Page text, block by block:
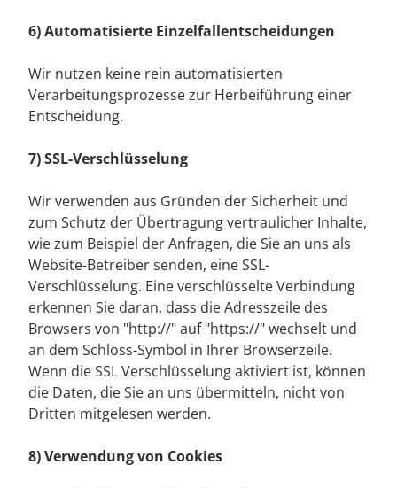
6) Automatisierte Einzelfallentscheidungen
Wir nutzen keine rein automatisierten
Verarbeitungsprozesse zur Herbeiführung einer
Entscheidung.
7) SSL-Verschlüsselung
Wir verwenden aus Gründen der Sicherheit und
zum Schutz der Übertragung vertraulicher Inhalte,
wie zum Beispiel der Anfragen, die Sie an uns als
Website-Betreiber senden, eine SSL-
Verschlüsselung. Eine verschlüsselte Verbindung
erkennen Sie daran, dass die Adresszeile des
Browsers von "http://" auf "https://" wechselt und
an dem Schloss-Symbol in Ihrer Browserzeile.
Wenn die SSL Verschlüsselung aktiviert ist, können
die Daten, die Sie an uns übermitteln, nicht von
Dritten mitgelesen werden.
8) Verwendung von Cookies